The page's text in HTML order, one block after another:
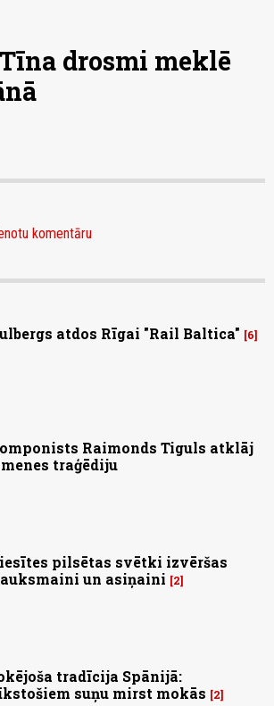
drosmi meklē
komentāru
atdos Rīgai "Rail Baltica" 6
Raimonds Tiguls atklāj
traģēdiju
pilsētas svētki izvēršas
un asiņaini
2
tradīcija Spānijā:
suņu mirst mokās
2